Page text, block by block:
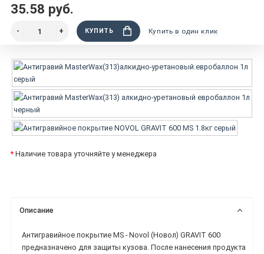
35.58 руб.
КУПИТЬ Купить в один клик
* Наличие товара уточняйте у менеджера
Описание
Антигравийное покрытие MS - Novol (Новол) GRAVIT 600
предназначено для защиты кузова. После нанесения продукта